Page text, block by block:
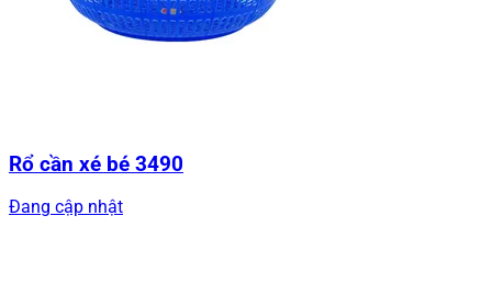
Rổ cần xé bé 3490
Đang cập nhật